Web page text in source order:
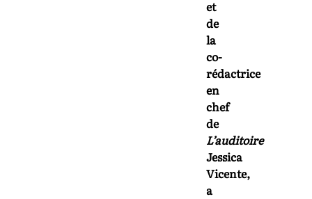
et
de
la
co-
rédactrice
en
chef
de
L’auditoire
Jessica
Vicente,
a